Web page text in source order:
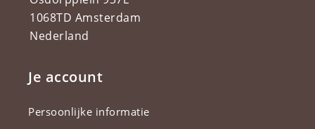
1068TD Amsterdam
Nederland
Je account
Persoonlijke informatie